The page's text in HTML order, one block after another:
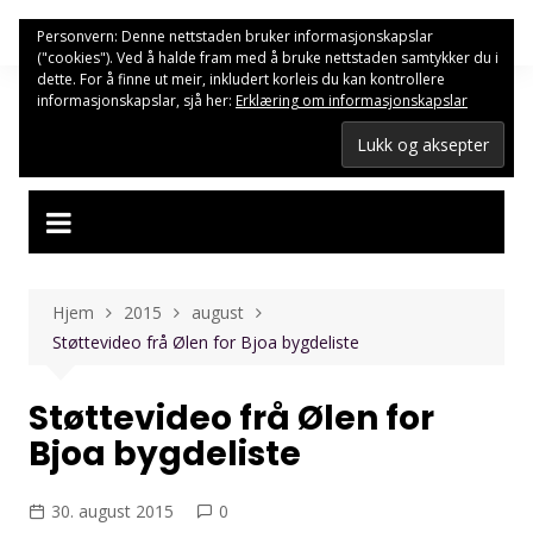
Hopp
innhold
Hjem 2015
august
Støttevideo frå Ølen for Bjoa bygdeliste
Støttevideo frå Ølen for
Bjoa bygdeliste
30. august 2015 0
Personvern: Denne nettstaden bruker informasjonskapslar
("cookies"). Ved å halde fram med å bruke nettstaden samtykker du i
dette. For å finne ut meir, inkludert korleis du kan kontrollere
informasjonskapslar, sjå her: Erklæring om informasjonskapslar